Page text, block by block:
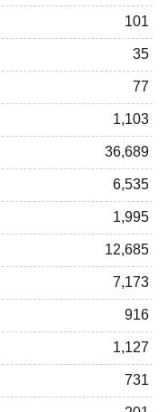
101
35
77
1,103
36,689
6,535
1,995
12,685
7,173
916
1,127
731